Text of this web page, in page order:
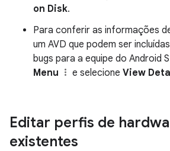
on Disk.
Para conferir as informações
um AVD que podem ser
bugs para a equipe do Android
Menu
e selecioneView
Editar perfis de
existentes